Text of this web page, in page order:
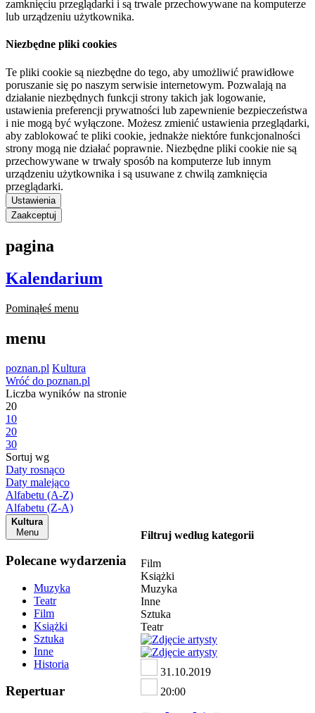
zamknięciu przeglądarki i są trwale przechowywane na komputerze
lub urządzeniu użytkownika.
Niezbędne pliki cookies
Te pliki cookie są niezbędne do tego, aby umożliwić prawidłowe
poruszanie się po naszym serwisie internetowym. Pozwalają na
działanie niezbędnych funkcji strony takich jak logowanie,
ustawienia preferencji prywatności lub zapewnienie bezpieczeństwa
i nie mogą być wyłączone. Możesz zmienić ustawienia przeglądarki,
aby zablokować te pliki cookie, jednakże niektóre funkcjonalności
strony mogą nie działać poprawnie. Niezbędne pliki cookie nie są
przechowywane w trwały sposób na komputerze lub innym
urządzeniu użytkownika i są usuwane z chwilą zamknięcia
przeglądarki.
Ustawienia
Zaakceptuj
pagina
Kalendarium
Pominąłeś menu
menu
poznan.pl Kultura
Wróć do poznan.pl
Liczba wyników na stronie
20
10
20
30
Sortuj wg
Daty rosnąco
Daty malejąco
Alfabetu (A-Z)
Alfabetu (Z-A)
Kultura
Menu
Polecane wydarzenia
Muzyka
Teatr
Film
Książki
Sztuka
Inne
Historia
Repertuar
Filtruj według kategorii
Film
Książki
Muzyka
Inne
Sztuka
Teatr
31.10.2019
20:00